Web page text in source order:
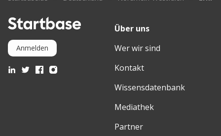
Anmelden
Über uns
Wer wir sind
Kontakt
Wissensdatenbank
Mediathek
Partner